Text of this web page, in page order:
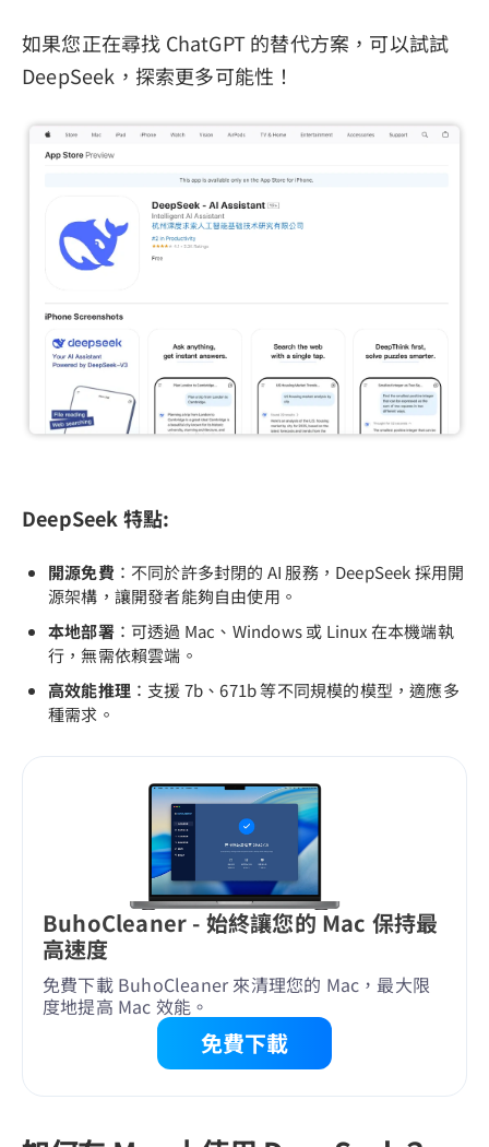
如果您正在尋找 ChatGPT 的替代方案，可以試試
DeepSeek，探索更多可能性！
DeepSeek 特點:
開源免費：不同於許多封閉的 AI 服務，DeepSeek 採用開
源架構，讓開發者能夠自由使用。
本地部署：可透過 Mac、Windows 或 Linux 在本機端執
行，無需依賴雲端。
高效能推理 ：支援 7b、671b 等不同規模的模型，適應多
種需求。
BuhoCleaner - 始終讓您的 Mac 保持最
高速度
免費下載 BuhoCleaner 來清理您的 Mac，最大限
度地提高 Mac 效能。
免費下載